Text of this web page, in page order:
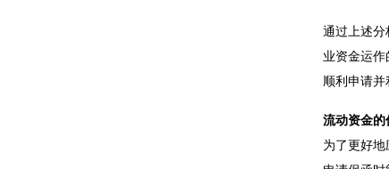
通过上述分
业资金运
顺利申请并
流动资金的
为了更好